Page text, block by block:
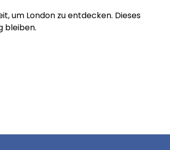
um London zu entdecken. Dieses
bleiben.